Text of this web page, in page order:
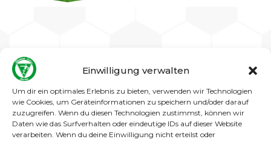
Einwilligung verwalten
Um dir ein optimales Erlebnis zu bieten, verwenden wir Technologien
wie Cookies, um Geräteinformationen zu speichern und/oder darauf
zuzugreifen. Wenn du diesen Technologien zustimmst, können wir
Daten wie das Surfverhalten oder eindeutige IDs auf dieser Website
verarbeiten. Wenn du deine Einwilligung nicht erteilst oder
←
Eine unglückliche 3:4-Heimniederlage. Mit
einem Sieg gegen die ebenfalls um den
Klassenerhalt spielende Mannschaft vom FC
Internationale II hätten sich die Gatower ein